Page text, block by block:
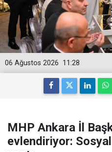
11:28
06 Ağustos 2026
MHP Ankara İl
evlendiriyor: